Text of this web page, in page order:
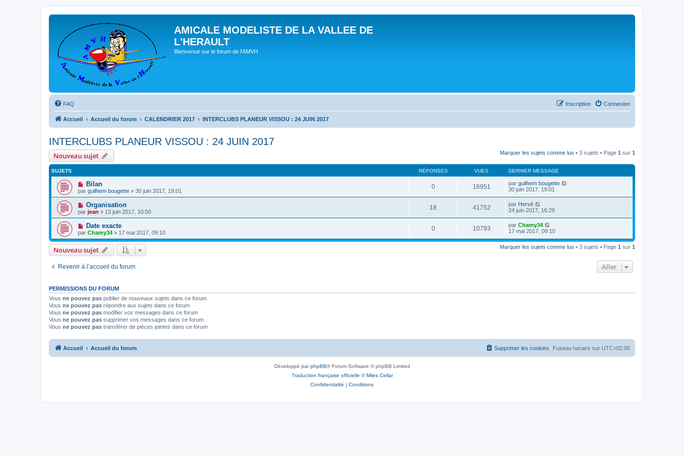
AMICALE MODELISTE DE LA VALLEE DE
L'HERAULT
Bienvenue sur le forum de l'AMVH
FAQ Connexion
Inscription
Accueil Accueil du forum CALENDRIER 2017 INTERCLUBS PLANEUR VISSOU : 24 JUIN 2017
INTERCLUBS PLANEUR VISSOU : 24 JUIN 2017
Nouveau sujet Marquer les sujets comme lus • 3 sujets • Page 1 sur 1
SUJETS RÉPONSES VUES DERNIER MESSAGE
Bilan
par guilhem bougette » 30 juin 2017, 19:01
0 16951 par guilhem bougette
30 juin 2017, 19:01
Organisation
par jean » 13 juin 2017, 10:50
18 41752 par Hervé
24 juin 2017, 16:29
Date exacte
par Chamy34 » 17 mai 2017, 09:10
0 10793 par Chamy34
17 mai 2017, 09:10
Nouveau sujet Marquer les sujets comme lus • 3 sujets • Page 1 sur 1
Revenir à l’accueil du forum Aller
PERMISSIONS DU FORUM
Vous ne pouvez pas publier de nouveaux sujets dans ce forum
Vous ne pouvez pas répondre aux sujets dans ce forum
Vous ne pouvez pas modifier vos messages dans ce forum
Vous ne pouvez pas supprimer vos messages dans ce forum
Vous ne pouvez pas transférer de pièces jointes dans ce forum
Accueil Accueil du forum Fuseau horaire sur UTC+02:00
Supprimer les cookies
Développé parphpBB® Forum Software © phpBB Limited
Traduction française officielle ©Miles Cellar
Confidentialité | Conditions